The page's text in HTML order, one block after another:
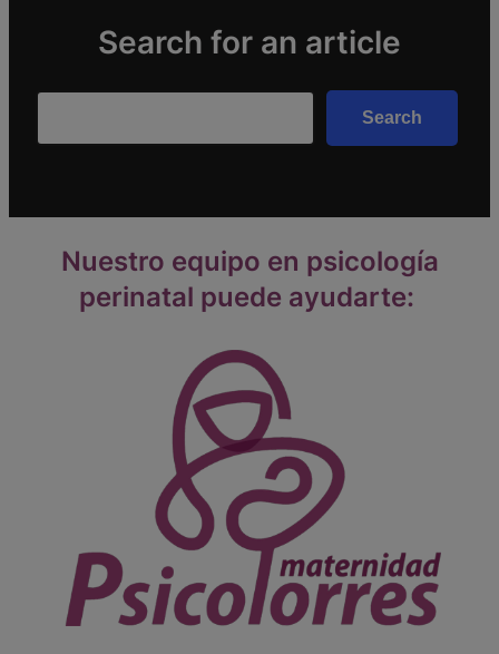
Search for an article
Search
Nuestro equipo en psicología
perinatal puede ayudarte: